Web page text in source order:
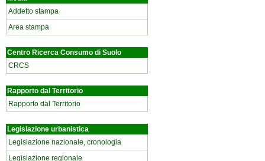
Addetto stampa
Area stampa
Centro Ricerca Consumo di Suolo
CRCS
Rapporto dal Territorio
Rapporto dal Territorio
Legislazione urbanistica
Legislazione nazionale, cronologia
Legislazione regionale